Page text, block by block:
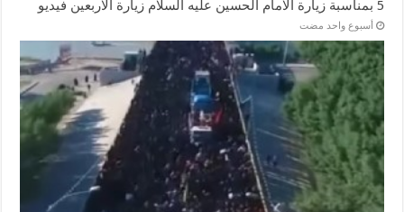
5 بمناسبة زيارة الامام الحسين عليه السلام زيارة الاربعين فيديو
‏أسبوع واحد مضت